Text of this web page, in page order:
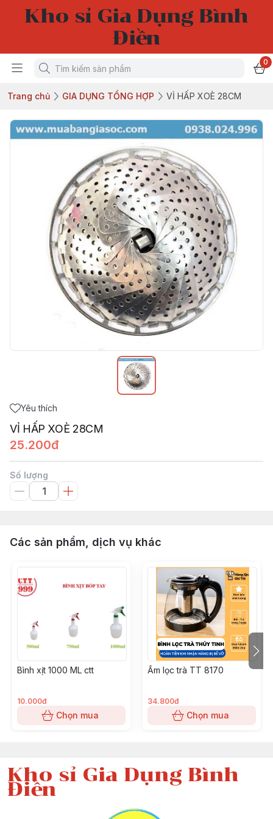
Kho sỉ Gia Dụng Bình
Điền
0
Trang chủ GIA DỤNG TỔNG HỢP VỈ HẤP XOÈ 28CM
Yêu thích
VỈ HẤP XOÈ 28CM
25.200đ
Số lượng
Các sản phẩm, dịch vụ khác
Bình xịt 1000 ML ctt
10.000đ
Chọn mua
Ấm lọc trà TT 8170
34.800đ
Chọn mua
Kho sỉ Gia Dụng Bình
Điền